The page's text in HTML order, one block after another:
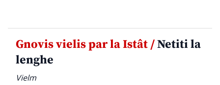
Gnovis vielis par la Istât /Netiti la
lenghe
Vielm